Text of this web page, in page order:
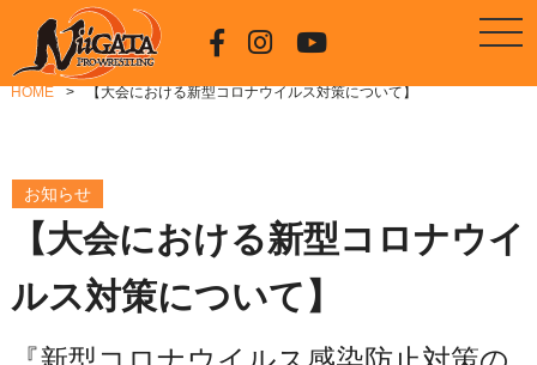
HOME 【大会における新型コロナウイルス対策について】
お知らせ
【大会における新型コロナウイ
ルス対策について】